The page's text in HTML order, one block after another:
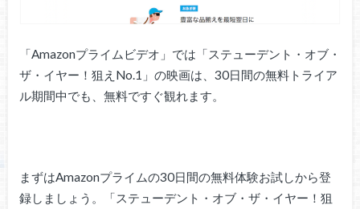
「Amazonプライムビデオ」では「ステューデント・オブ・
ザ・イヤー！狙えNo.1」の映画は、30日間の無料トライア
ル期間中でも、無料ですぐ観れます。
まずはAmazonプライムの30日間の無料体験お試しから登
録しましょう。「ステューデント・オブ・ザ・イヤー！狙